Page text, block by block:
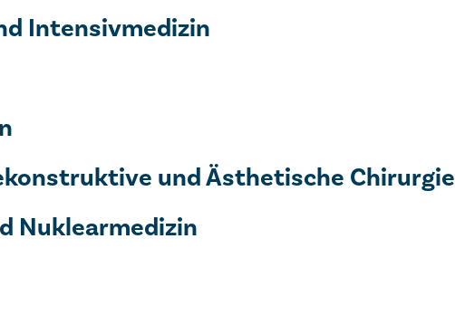
Intensivmedizin
und Ästhetische Chirurgie
Nuklearmedizin